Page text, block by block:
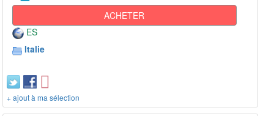
ACHETER
ES
Italie
+ ajout à ma sélection